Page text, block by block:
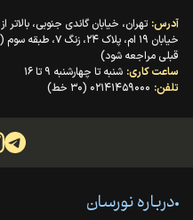
آدرس: تهران، خیابان گاندی جنوبی، بالاتر
خیابان ۱۹ ام، پلاک
قبلی مراجعه شود)
ساعت کاری: شنبه تا چهارشنبه ۹ تا ۱۶
تلفن: ۰۲۱۴۱۴۵۹۰۰۰ (۳۰ خط)
درباره نورسان